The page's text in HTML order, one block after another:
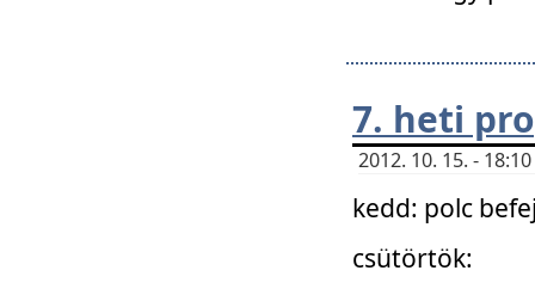
7. heti
2012. 10. 15. -
kedd: polc
csütörtök: